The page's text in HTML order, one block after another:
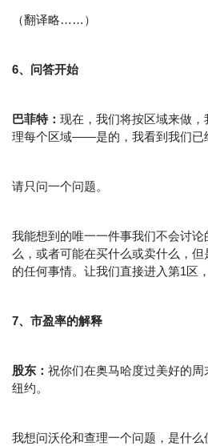
（翻译略……）
6、问答开始
巴菲特： 现在，我们将按区域来做
理每个区域——是的，我看到我们已
请只问一个问题。
我能想到的唯一一件事我们不会讨
么，或者可能在买什么或卖什么，但
的任何事情。让我们直接进入第1区
7、市盈率的解释
股东： 祝你们在奥马哈度过美好的
纽约。
我想问沃伦和查理一个问题，是什